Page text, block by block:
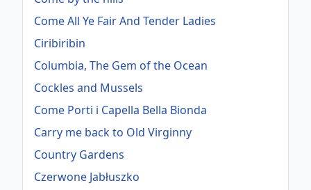
Come All Ye Fair And Tender Ladies
Ciribiribin
Columbia, The Gem of the Ocean
Cockles and Mussels
Come Porti i Capella Bella Bionda
Carry me back to Old Virginny
Country Gardens
Czerwone Jabłuszko